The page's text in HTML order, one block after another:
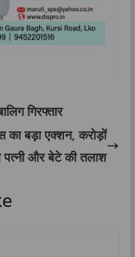
गिरफ्तार
का बड़ा एक्शन, करोड़ों
पत्नी और बेटे की तलाश